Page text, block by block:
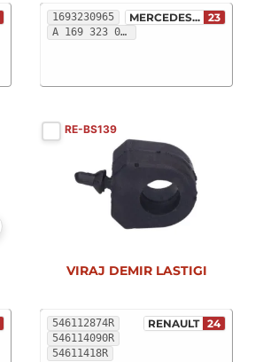
1693230965
A 169 323 09 65
MERCEDES... 23
RE-BS139
546112874R
546114090R
54611418R
RENAULT 24
VIRAJ DEMIR LASTIGI